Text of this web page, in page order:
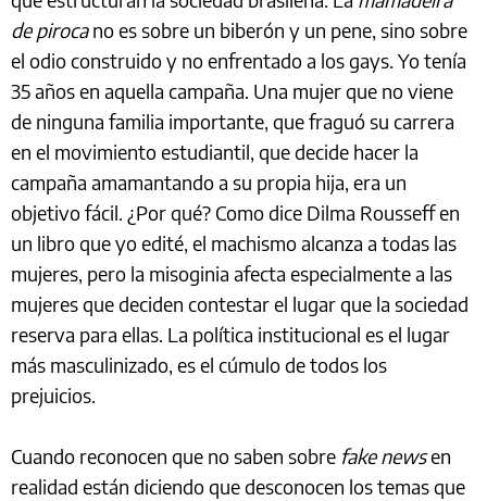
de pirocano es sobre un biberón y un pene, sino sobre
el odio construido y no enfrentado a los gays. Yo tenía
35 años en aquella campaña. Una mujer que no viene
de ninguna familia importante, que fraguó su carrera
en el movimiento estudiantil, que decide hacer la
campaña amamantando a su propia hija, era un
objetivo fácil. ¿Por qué? Como dice Dilma Rousseff en
un libro que yo edité, el machismo alcanza a todas las
mujeres, pero la misoginia afecta especialmente a las
mujeres que deciden contestar el lugar que la sociedad
reserva para ellas. La política institucional es el lugar
más masculinizado, es el cúmulo de todos los
prejuicios.
Cuando reconocen que no saben sobre fake newsen
realidad están diciendo que desconocen los temas que